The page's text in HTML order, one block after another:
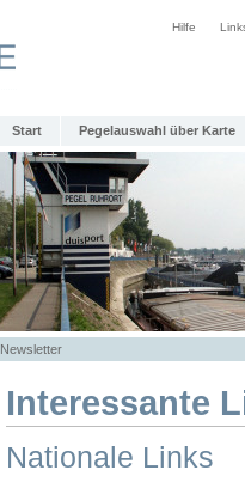
Hilfe
Start Pegelauswahl über Karte
Newsletter
Interessante
Nationale Links